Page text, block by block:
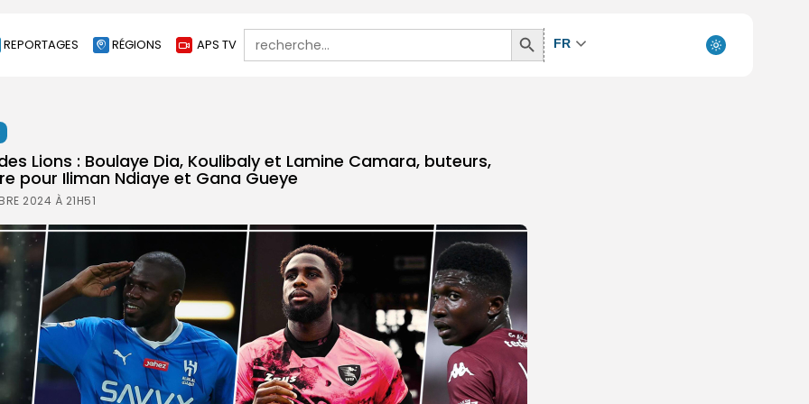
REPORTAGES RÉGIONS APS TV
Search
for:
Search
Button
FR
Lions : Boulaye Dia, Koulibaly et Lamine Camara, buteurs,
pour Iliman Ndiaye et Gana Gueye
2024 À 21H51